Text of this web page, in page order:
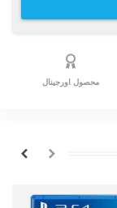
محصول اورجینال